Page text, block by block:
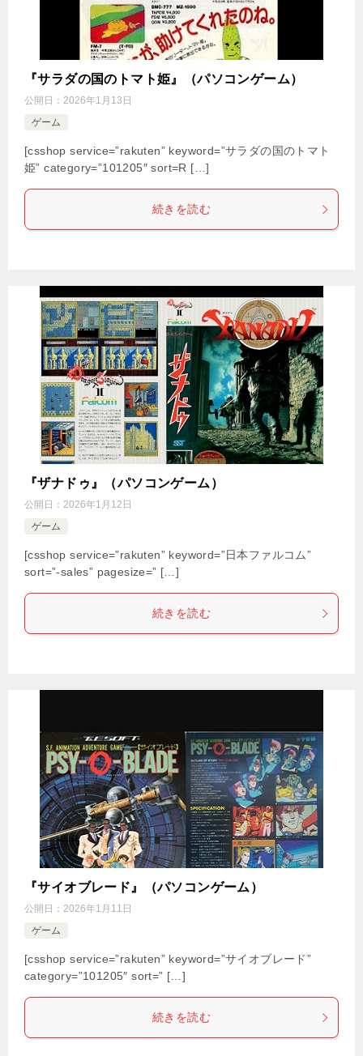
『サラダの国のトマト姫』（パソコンゲーム）
公開日： 2026年1月13日
ゲーム
[csshop service=”rakuten” keyword=”サラダの国のトマト
姫” category=”101205″ sort=R […]
続きを読む
『ザナドゥ』（パソコンゲーム）
公開日： 2026年1月12日
ゲーム
[csshop service=”rakuten” keyword=”日本ファルコム”
sort=”-sales” pagesize=” […]
続きを読む
『サイオブレード』（パソコンゲーム）
公開日： 2026年1月11日
ゲーム
[csshop service=”rakuten” keyword=”サイオブレード”
category=”101205″ sort=” […]
続きを読む